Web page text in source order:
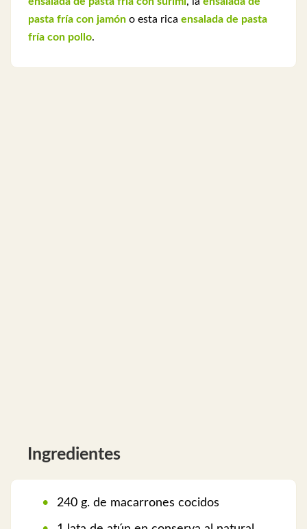
pasta fría con jamón o esta rica ensalada de pasta
fría con pollo.
Ingredientes
240 g. de macarrones cocidos